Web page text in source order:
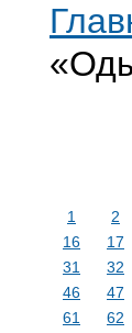
1 2
16
17
31
32
46
47
61
62